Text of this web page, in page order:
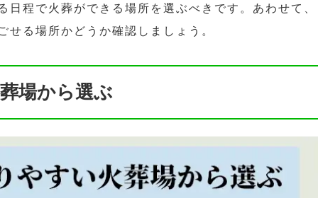
日程で火葬ができる場所を選ぶべきです。あわせて、
せる場所かどうか確認しましょう。
場から選ぶ